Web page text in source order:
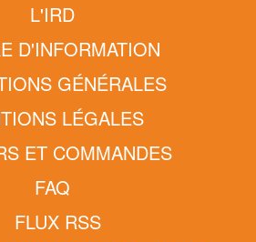
L'IRD
D'INFORMATION
GÉNÉRALES
LÉGALES
ET COMMANDES
FAQ
FLUX RSS